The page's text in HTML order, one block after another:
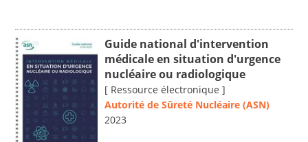
Guide national d'intervention
médicale en situation d'urgence
nucléaire ou radiologique
[ Ressource électronique ]
Autorité de Sûreté Nucléaire (ASN)
2023